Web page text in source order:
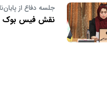
جلسه دفاع از
نقش فیس بوک به